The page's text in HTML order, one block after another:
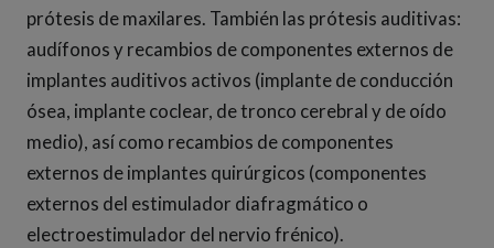
prótesis de maxilares. También las prótesis auditivas:
audífonos y recambios de componentes externos de
implantes auditivos activos (implante de conducción
ósea, implante coclear, de tronco cerebral y de oído
medio), así como recambios de componentes
externos de implantes quirúrgicos (componentes
externos del estimulador diafragmático o
electroestimulador del nervio frénico).